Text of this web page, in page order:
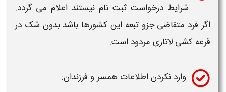
شرایط درخواست ثبت نام نیستند اعلام می گردد.
اگر فرد متقاضی جزو تبعه این کشورها باشد بدون شک در
قرعه کشی لاتاری مردود است.
وارد نکردن اطلاعات همسر و فرزندان: